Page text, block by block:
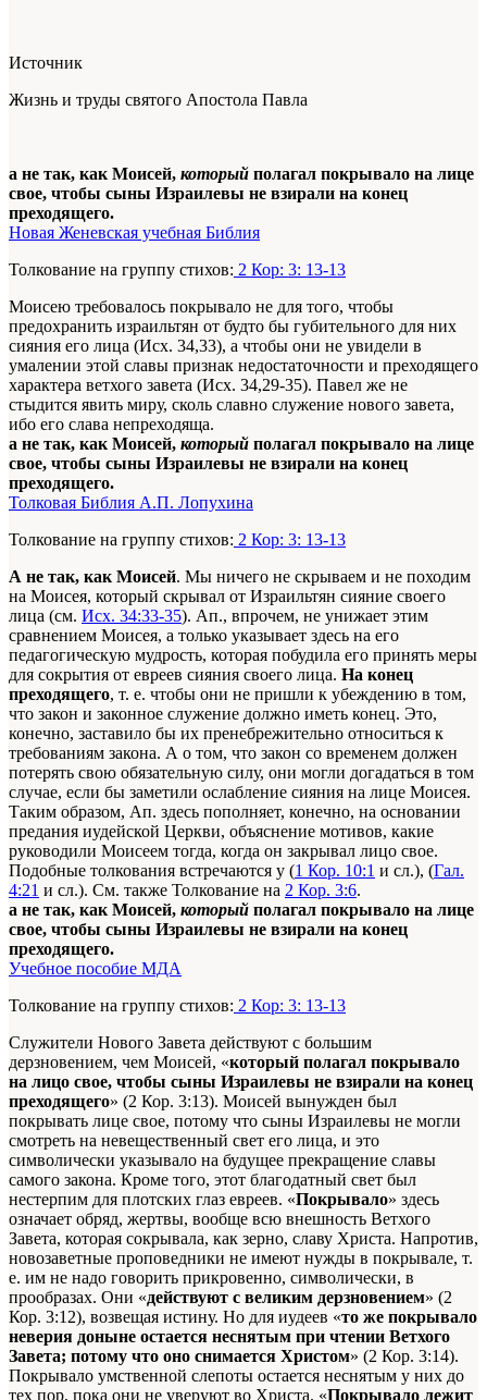
Источник
Жизнь и труды святого Апостола Павла
а не так, как Моисей, который полагал покрывало на лице
свое, чтобы сыны Израилевы не взирали на конец
преходящего.
Новая Женевская учебная Библия
Толкование на группу стихов: 2 Кор: 3: 13-13
Моисею требовалось покрывало не для того, чтобы
предохранить израильтян от будто бы губительного для них
сияния его лица (Исх. 34,33), а чтобы они не увидели в
умалении этой славы признак недостаточности и преходящего
характера ветхого завета (Исх. 34,29-35). Павел же не
стыдится явить миру, сколь славно служение нового завета,
ибо его слава непреходяща.
а не так, как Моисей, который полагал покрывало на лице
свое, чтобы сыны Израилевы не взирали на конец
преходящего.
Толковая Библия А.П. Лопухина
Толкование на группу стихов: 2 Кор: 3: 13-13
А не так, как Моисей. Мы ничего не скрываем и не походим
на Моисея, который скрывал от Израильтян сияние своего
лица (см. Исх. 34:33-35). Ап., впрочем, не унижает этим
сравнением Моисея, а только указывает здесь на его
педагогическую мудрость, которая побудила его принять меры
для сокрытия от евреев сияния своего лица. На конец
преходящего, т. е. чтобы они не пришли к убеждению в том,
что закон и законное служение должно иметь конец. Это,
конечно, заставило бы их пренебрежительно относиться к
требованиям закона. А о том, что закон со временем должен
потерять свою обязательную силу, они могли догадаться в том
случае, если бы заметили ослабление сияния на лице Моисея.
Таким образом, Ап. здесь пополняет, конечно, на основании
предания иудейской Церкви, объяснение мотивов, какие
руководили Моисеем тогда, когда он закрывал лицо свое.
Подобные толкования встречаются у (1 Кор. 10:1 и сл.), (Гал.
4:21 и сл.). См. также Толкование на 2 Кор. 3:6.
а не так, как Моисей, который полагал покрывало на лице
свое, чтобы сыны Израилевы не взирали на конец
преходящего.
Учебное пособие МДА
Толкование на группу стихов: 2 Кор: 3: 13-13
Служители Нового Завета действуют с большим
дерзновением, чем Моисей, «который полагал покрывало
на лицо свое, чтобы сыны Израилевы не взирали на конец
преходящего» (2 Кор. 3:13). Моисей вынужден был
покрывать лице свое, потому что сыны Израилевы не могли
смотреть на невещественный свет его лица, и это
символически указывало на будущее прекращение славы
самого закона. Кроме того, этот благодатный свет был
нестерпим для плотских глаз евреев. «Покрывало» здесь
означает обряд, жертвы, вообще всю внешность Ветхого
Завета, которая сокрывала, как зерно, славу Христа. Напротив,
новозаветные проповедники не имеют нужды в покрывале, т.
е. им не надо говорить прикровенно, символически, в
прообразах. Они «действуют с великим дерзновением» (2
Кор. 3:12), возвещая истину. Но для иудеев «то же покрывало
неверия доныне остается неснятым при чтении Ветхого
Завета; потому что оно снимается Христом» (2 Кор. 3:14).
Покрывало умственной слепоты остается неснятым у них до
тех пор, пока они не уверуют во Христа. «Покрывало лежит